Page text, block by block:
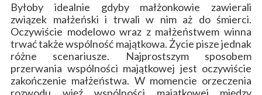
Byłoby idealnie gdyby małżonkowie zawierali
związek małżeński i trwali w nim aż do śmierci.
Oczywiście modelowo wraz z małżeństwem winna
trwać także wspólność majątkowa. Życie pisze jednak
różne scenariusze. Najprostszym sposobem
przerwania wspólności majątkowej jest oczywiście
zakończenie małżeństwa. W momencie orzeczenia